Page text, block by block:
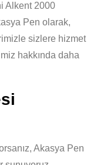
Alkent 2000
Pen olarak,
sizlere hizmet
hakkında daha
Akasya Pen